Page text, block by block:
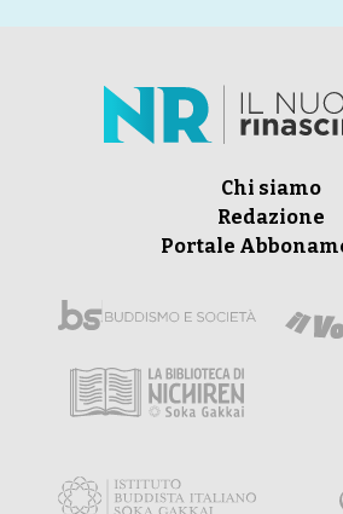
Chi siamo
Redazione
Portale